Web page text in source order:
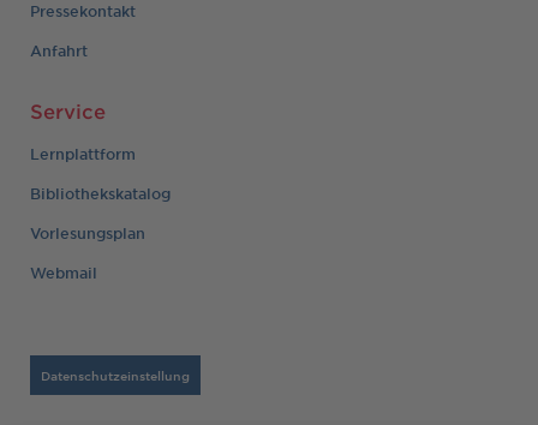
Pressekontakt
Anfahrt
Service
Lernplattform
Bibliothekskatalog
Vorlesungsplan
Webmail
Datenschutzeinstellung